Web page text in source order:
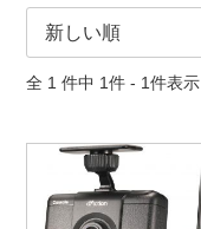
全 1 件中 1件 - 1件表示